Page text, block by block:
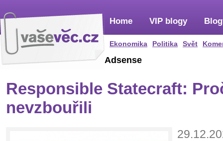
Home
Ekonomika Politika Svět
VIP blogy
Adsense
Responsible Statecraft:
nevzbouřili